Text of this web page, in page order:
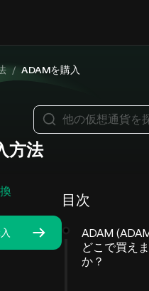
/ ADAMを購入
方法
他の仮想通貨を
目次
ADAM
どこで買え
か？